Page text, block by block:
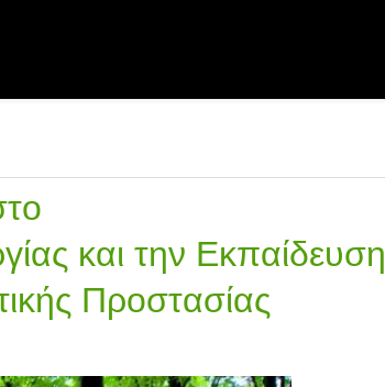
και την Εκπαίδευση
Προστασίας